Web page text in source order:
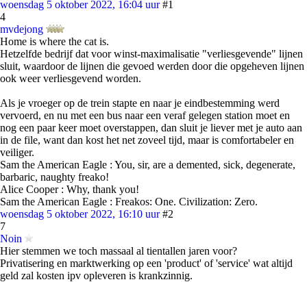
woensdag 5 oktober 2022, 16:04 uur #1
4
mvdejong
Home is where the cat is.
Hetzelfde bedrijf dat voor winst-maximalisatie "verliesgevende" lijnen
sluit, waardoor de lijnen die gevoed werden door die opgeheven lijnen
ook weer verliesgevend worden.
Als je vroeger op de trein stapte en naar je eindbestemming werd
vervoerd, en nu met een bus naar een veraf gelegen station moet en
nog een paar keer moet overstappen, dan sluit je liever met je auto aan
in de file, want dan kost het net zoveel tijd, maar is comfortabeler en
veiliger.
Sam the American Eagle : You, sir, are a demented, sick, degenerate,
barbaric, naughty freako!
Alice Cooper : Why, thank you!
Sam the American Eagle : Freakos: One. Civilization: Zero.
woensdag 5 oktober 2022, 16:10 uur #2
7
Noin
Hier stemmen we toch massaal al tientallen jaren voor?
Privatisering en marktwerking op een 'product' of 'service' wat altijd
geld zal kosten ipv opleveren is krankzinnig.